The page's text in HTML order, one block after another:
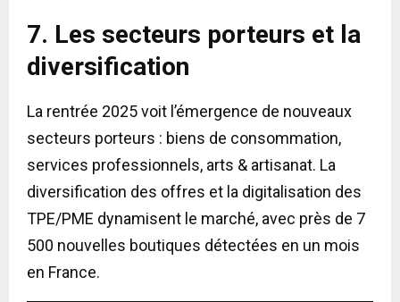
7. Les secteurs porteurs et la
diversification
La rentrée 2025 voit l’émergence de nouveaux
secteurs porteurs : biens de consommation,
services professionnels, arts & artisanat. La
diversification des offres et la digitalisation des
TPE/PME dynamisent le marché, avec près de 7
500 nouvelles boutiques détectées en un mois
en France.